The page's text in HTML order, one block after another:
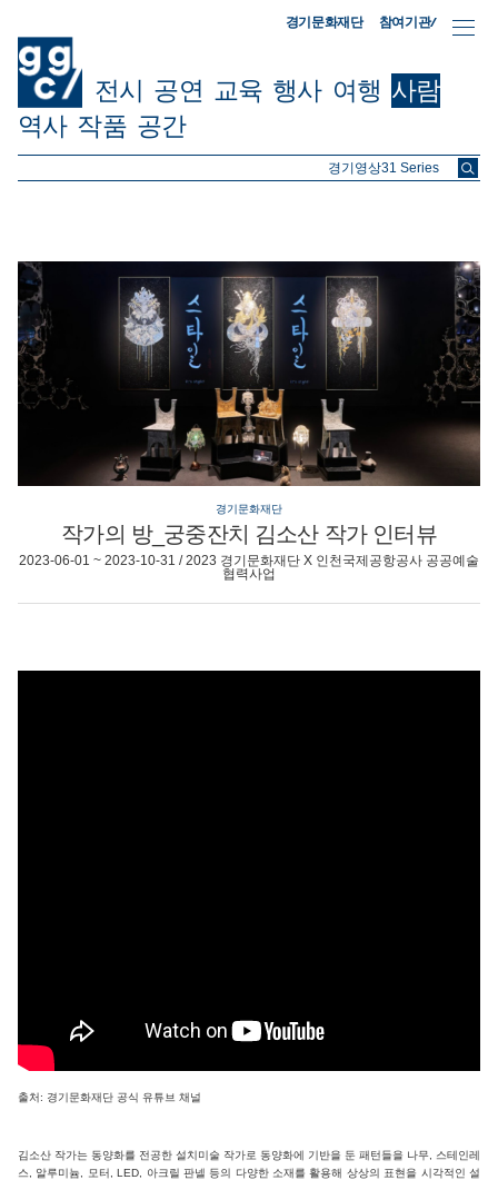
경기문화재단 참여기관/
전시 공연 교육 행사 여행 사람
역사 작품 공간
ggc/
경기문화재단
작가의 방_궁중잔치 김소산 작가 인터뷰
2023-06-01 ~ 2023-10-31 / 2023 경기문화재단 X 인천국제공항공사 공공예술
협력사업
출처: 경기문화재단 공식 유튜브 채널
김소산 작가는 동양화를 전공한 설치미술 작가로 동양화에 기반을 둔 패턴들을 나무, 스테인레
스, 알루미늄, 모터, LED, 아크릴 판넬 등의 다양한 소재를 활용해 상상의 표현을 시각적인 설